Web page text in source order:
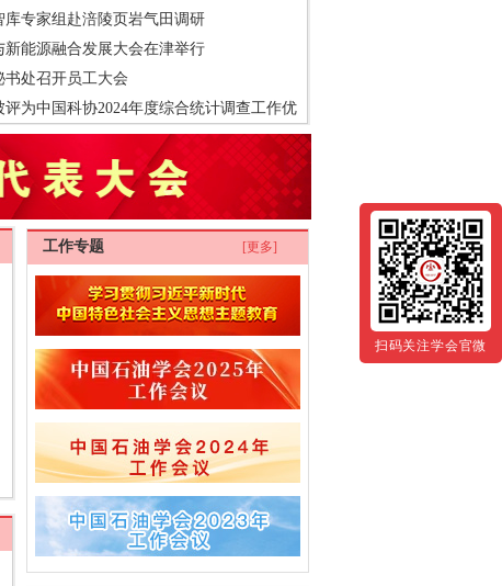
库专家组赴涪陵页岩气田调研
新能源融合发展大会在津举行
书处召开员工大会
为中国科协2024年度综合统计调查工作优
工作专题 [更多]
扫码关注学会官微